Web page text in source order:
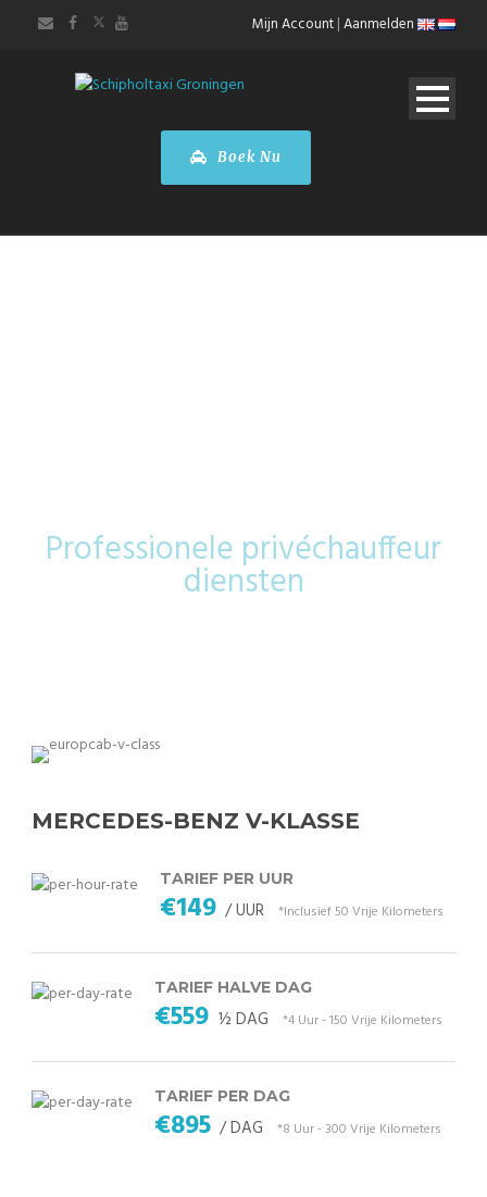
Mijn Account|Aanmelden
Boek Nu
Professionele privéchauffeur
diensten
MERCEDES-BENZ V-KLASSE
TARIEF PER UUR
€149 / UUR *Inclusief 50 Vrije Kilometers
TARIEF HALVE DAG
€559 ½ DAG *4 Uur - 150 Vrije Kilometers
TARIEF PER DAG
€895 / DAG *8 Uur - 300 Vrije Kilometers